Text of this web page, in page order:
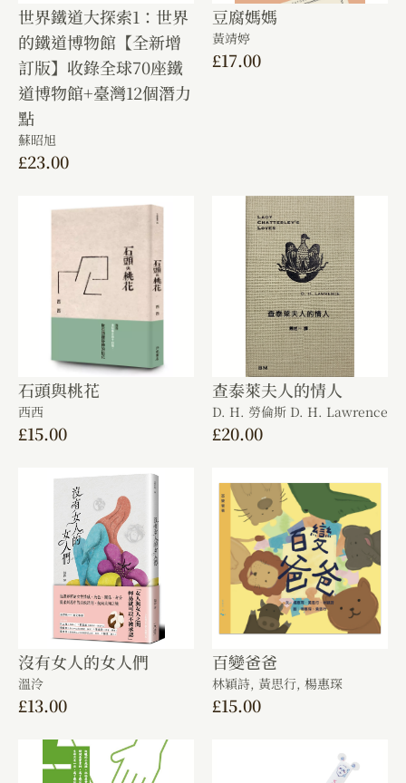
世界鐵道大探索1：世界
的鐵道博物館【全新增
訂版】收錄全球70座鐵
道博物館+臺灣12個潛力
點
蘇昭旭
£23.00
豆腐媽媽
黃靖婷
£17.00
石頭與桃花
西西
£15.00
查泰萊夫人的情人
D. H. 勞倫斯 D. H. Lawrence
£20.00
沒有女人的女人們
溫泠
£13.00
百變爸爸
林穎詩, 黃思行, 楊惠琛
£15.00